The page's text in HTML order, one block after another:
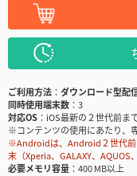
ご利用方法
ダウンロード型配
同時使用端末数
3
対応OS
iOS最新の２世代前ま
※コンテンツの使用にあたり、
※Androidは、Android２世代前
末（Xperia、GALAXY、
必要メモリ容量
400 MB以上